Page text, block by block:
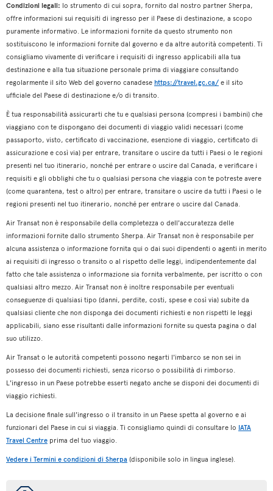
Condizioni legali: lo strumento di cui sopra, fornito dal nostro partner Sherpa,
offre informazioni sui requisiti di ingresso per il Paese di destinazione, a scopo
puramente informativo. Le informazioni fornite da questo strumento non
sostituiscono le informazioni fornite dal governo e da altre autorità competenti. Ti
consigliamo vivamente di verificare i requisiti di ingresso applicabili alla tua
destinazione e alla tua situazione personale prima di viaggiare consultando
regolarmente il sito Web del governo canadese https://travel.gc.ca/ e il sito
ufficiale del Paese di destinazione e/o di transito.
È tua responsabilità assicurarti che tu e qualsiasi persona (compresi i bambini) che
viaggiano con te dispongano dei documenti di viaggio validi necessari (come
passaporto, visto, certificato di vaccinazione, esenzione di viaggio, certificato di
assicurazione e così via) per entrare, transitare o uscire da tutti i Paesi o le regioni
presenti nel tuo itinerario, nonché per entrare o uscire dal Canada, e verificare i
requisiti e gli obblighi che tu o qualsiasi persona che viaggia con te potreste avere
(come quarantena, test o altro) per entrare, transitare o uscire da tutti i Paesi o le
regioni presenti nel tuo itinerario, nonché per entrare o uscire dal Canada.
Air Transat non è responsabile della completezza o dell'accuratezza delle
informazioni fornite dallo strumento Sherpa. Air Transat non è responsabile per
alcuna assistenza o informazione fornita qui o dai suoi dipendenti o agenti in merito
ai requisiti di ingresso o transito o al rispetto delle leggi, indipendentemente dal
fatto che tale assistenza o informazione sia fornita verbalmente, per iscritto o con
qualsiasi altro mezzo. Air Transat non è inoltre responsabile per eventuali
conseguenze di qualsiasi tipo (danni, perdite, costi, spese e così via) subite da
qualsiasi cliente che non disponga dei documenti richiesti e non rispetti le leggi
applicabili, siano esse risultanti dalle informazioni fornite su questa pagina o dal
suo utilizzo.
Air Transat o le autorità competenti possono negarti l'imbarco se non sei in
possesso dei documenti richiesti, senza ricorso o possibilità di rimborso.
L'ingresso in un Paese potrebbe esserti negato anche se disponi dei documenti di
viaggio richiesti.
La decisione finale sull'ingresso o il transito in un Paese spetta al governo e ai
funzionari del Paese in cui si viaggia. Ti consigliamo quindi di consultare lo IATA
Travel Centre prima del tuo viaggio.
Vedere i Termini e condizioni di Sherpa (disponibile solo in lingua inglese).